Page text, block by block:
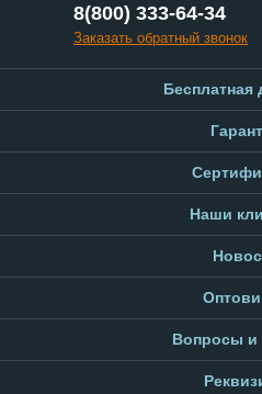
8(800) 333-64-34
Заказать обратный звонок
Бесплатная
Наши
Вопросы и